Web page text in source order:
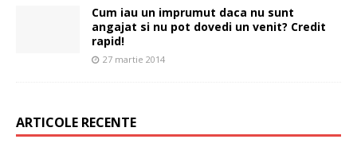
Cum iau un imprumut daca nu sunt
angajat si nu pot dovedi un venit? Credit
rapid!
27 martie 2014
ARTICOLE RECENTE